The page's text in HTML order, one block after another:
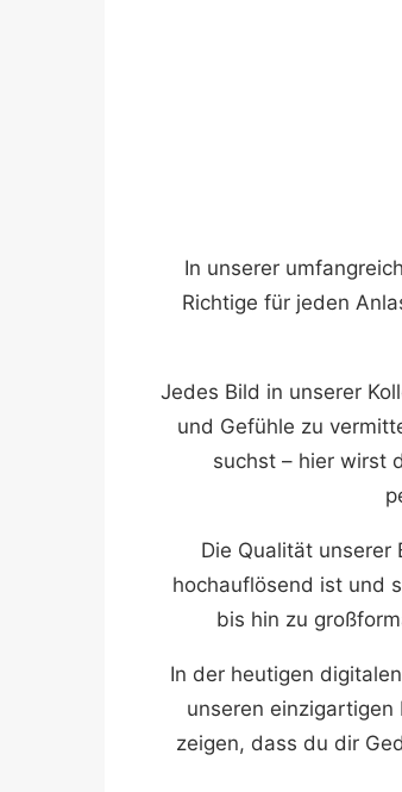
In unserer
Richtige für jeden
Jedes Bild in unserer
und Gefühle zu
suchst – hier wirst
Die Qualität unserer
hochauflösend ist und
bis hin zu
In der heutigen
unseren
zeigen, dass du dir